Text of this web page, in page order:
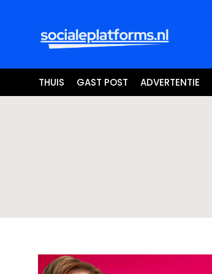
THUIS GAST POST ADVERTENTIE